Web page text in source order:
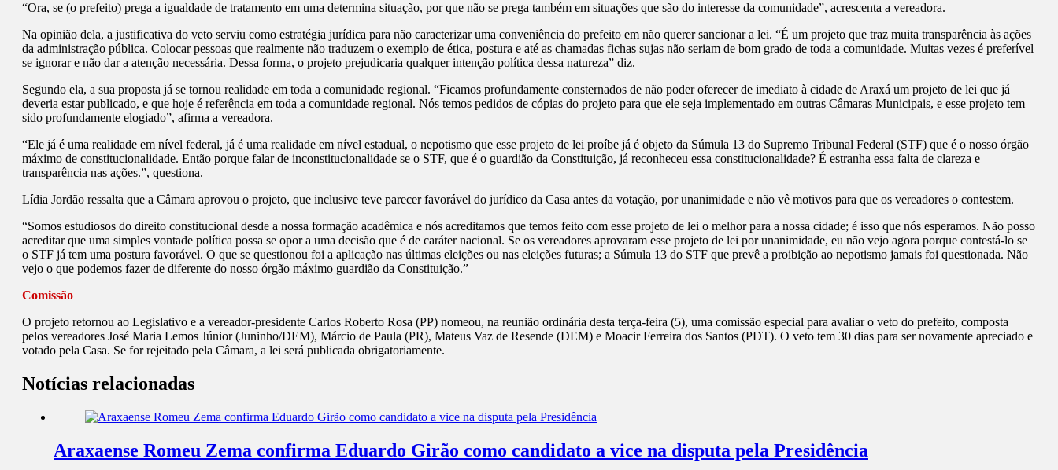
“Ora, se (o prefeito) prega a igualdade de tratamento em uma determina situação, por que não se prega também em situações que são do interesse da comunidade”, acrescenta a vereadora.
Na opinião dela, a justificativa do veto serviu como estratégia jurídica para não caracterizar uma conveniência do prefeito em não querer sancionar a lei. “É um projeto que traz muita transparência às ações
da administração pública. Colocar pessoas que realmente não traduzem o exemplo de ética, postura e até as chamadas fichas sujas não seriam de bom grado de toda a comunidade. Muitas vezes é preferível
se ignorar e não dar a atenção necessária. Dessa forma, o projeto prejudicaria qualquer intenção política dessa natureza” diz.
Segundo ela, a sua proposta já se tornou realidade em toda a comunidade regional. “Ficamos profundamente consternados de não poder oferecer de imediato à cidade de Araxá um projeto de lei que já
deveria estar publicado, e que hoje é referência em toda a comunidade regional. Nós temos pedidos de cópias do projeto para que ele seja implementado em outras Câmaras Municipais, e esse projeto tem
sido profundamente elogiado”, afirma a vereadora.
“Ele já é uma realidade em nível federal, já é uma realidade em nível estadual, o nepotismo que esse projeto de lei proíbe já é objeto da Súmula 13 do Supremo Tribunal Federal (STF) que é o nosso órgão
máximo de constitucionalidade. Então porque falar de inconstitucionalidade se o STF, que é o guardião da Constituição, já reconheceu essa constitucionalidade? É estranha essa falta de clareza e
transparência nas ações.”, questiona.
Lídia Jordão ressalta que a Câmara aprovou o projeto, que inclusive teve parecer favorável do jurídico da Casa antes da votação, por unanimidade e não vê motivos para que os vereadores o contestem.
“Somos estudiosos do direito constitucional desde a nossa formação acadêmica e nós acreditamos que temos feito com esse projeto de lei o melhor para a nossa cidade; é isso que nós esperamos. Não posso
acreditar que uma simples vontade política possa se opor a uma decisão que é de caráter nacional. Se os vereadores aprovaram esse projeto de lei por unanimidade, eu não vejo agora porque contestá-lo se
o STF já tem uma postura favorável. O que se questionou foi a aplicação nas últimas eleições ou nas eleições futuras; a Súmula 13 do STF que prevê a proibição ao nepotismo jamais foi questionada. Não
vejo o que podemos fazer de diferente do nosso órgão máximo guardião da Constituição.”
Comissão
O projeto retornou ao Legislativo e a vereador-presidente Carlos Roberto Rosa (PP) nomeou, na reunião ordinária desta terça-feira (5), uma comissão especial para avaliar o veto do prefeito, composta
pelos vereadores José Maria Lemos Júnior (Juninho/DEM), Márcio de Paula (PR), Mateus Vaz de Resende (DEM) e Moacir Ferreira dos Santos (PDT). O veto tem 30 dias para ser novamente apreciado e
votado pela Casa. Se for rejeitado pela Câmara, a lei será publicada obrigatoriamente.
Notícias relacionadas
Araxaense Romeu Zema confirma Eduardo Girão como candidato a vice na disputa pela Presidência